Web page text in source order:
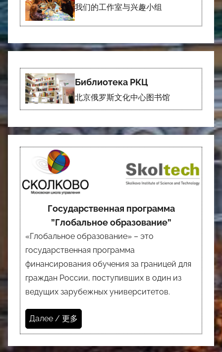
我们的工作室与兴趣小组
Библиотека РКЦ
北京俄罗斯文化中心图书馆
Государственная программа
”Глобальное образование”
«Глобальное образование» – это
государственная программа
финансирования обучения за границей для
граждан России, поступивших в один из
ведущих зарубежных университетов.
Далее / 更多